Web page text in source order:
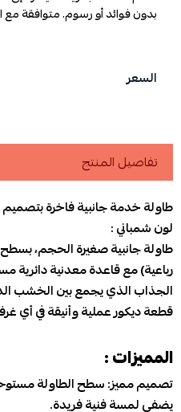
بدون فوائد أو رسوم. متوافقة
السعر
تفاصيل المنتج
طاولة خدمة جانبية فاخرة
لون شمباني :
طاولة جانبية صغيرة الحجم،
رباعية) مع قاعدة معدنية دائرية
الجذاب الذي يجمع بين الخشب
قطعة ديكور عملية وأنيقة في أي
المميزات :
تصميم مميز: سطح الطاولة
يضفي لمسة فنية فريدة.